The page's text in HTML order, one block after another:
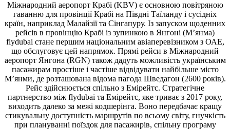
Міжнародний аеропорт Крабі (KBV) є основною повітряною
гаванню для провінції Крабі на Півдні Таїланду і сусідніх
країн, наприклад Малайзії та Сінгапуру. Із запуском щоденних
рейсів в провінцію Крабі із зупинкою в Янгоні (М’янма)
flydubai стане першим національним авіаперевізником з ОАЕ,
що обслуговує цей напрямок. Прямі рейси в Міжнародний
аеропорт Янгона (RGN) також дадуть можливість українським
пасажирам простіше і частіше відвідувати найбільше місто
М’янми, де розташована відома пагода Шведагон (2600 років).
Рейс здійснюється спільно з Емірейтс. Стратегічне
партнерство між flydubai та Емірейтс, яке триває з 2017 року,
виходить далеко за межі кодшерінга. Воно передбачає кращу
стикувальну доступність маршрутів по всьому світу, гнучкість
при плануванні поїздок для пасажирів, спільну програму